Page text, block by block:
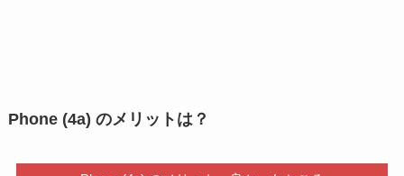
Phone (4a) のメリットは？